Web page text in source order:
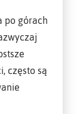
po górach
często są